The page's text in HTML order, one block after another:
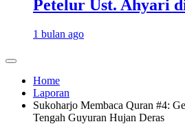
Petelur Ust. Ahyari
1 bulan ago
Home
Laporan
Sukoharjo Membaca Quran #4:
Tengah Guyuran Hujan Deras